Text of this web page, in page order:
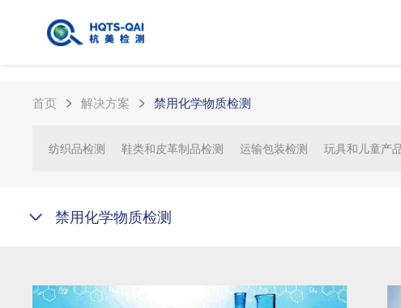
首页 解决方案 禁用化学物质检测
纺织品检测 鞋类和皮革制品检测 运输包装检测 玩具和儿童产
禁用化学物质检测